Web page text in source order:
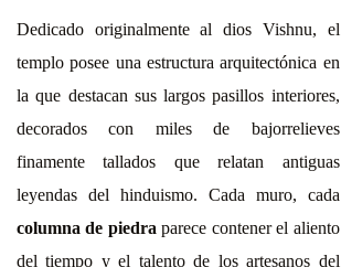
Dedicado originalmente al dios Vishnu, el
templo posee una estructura arquitectónica en
la que destacan sus largos pasillos interiores,
decorados con miles de bajorrelieves
finamente tallados que relatan antiguas
leyendas del hinduismo. Cada muro, cada
columna de piedra parece contener el aliento
del tiempo y el talento de los artesanos del